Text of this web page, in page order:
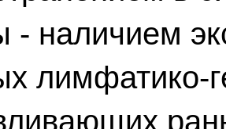
- наличием
лимфатико-